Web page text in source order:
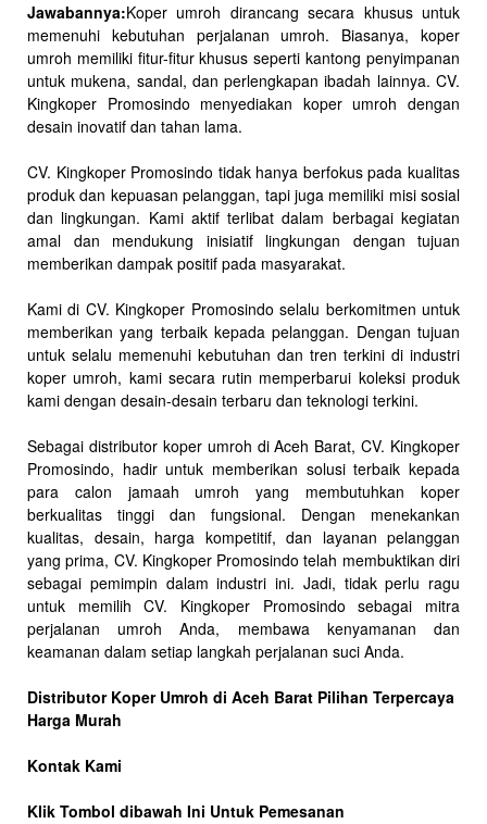
Jawabannya:Koper umroh dirancang secara khusus untuk
memenuhi kebutuhan perjalanan umroh. Biasanya, koper
umroh memiliki fitur-fitur khusus seperti kantong penyimpanan
untuk mukena, sandal, dan perlengkapan ibadah lainnya. CV.
Kingkoper Promosindo menyediakan koper umroh dengan
desain inovatif dan tahan lama.
CV. Kingkoper Promosindo tidak hanya berfokus pada kualitas
produk dan kepuasan pelanggan, tapi juga memiliki misi sosial
dan lingkungan. Kami aktif terlibat dalam berbagai kegiatan
amal dan mendukung inisiatif lingkungan dengan tujuan
memberikan dampak positif pada masyarakat.
Kami di CV. Kingkoper Promosindo selalu berkomitmen untuk
memberikan yang terbaik kepada pelanggan. Dengan tujuan
untuk selalu memenuhi kebutuhan dan tren terkini di industri
koper umroh, kami secara rutin memperbarui koleksi produk
kami dengan desain-desain terbaru dan teknologi terkini.
Sebagai distributor koper umroh di Aceh Barat, CV. Kingkoper
Promosindo, hadir untuk memberikan solusi terbaik kepada
para calon jamaah umroh yang membutuhkan koper
berkualitas tinggi dan fungsional. Dengan menekankan
kualitas, desain, harga kompetitif, dan layanan pelanggan
yang prima, CV. Kingkoper Promosindo telah membuktikan diri
sebagai pemimpin dalam industri ini. Jadi, tidak perlu ragu
untuk memilih CV. Kingkoper Promosindo sebagai mitra
perjalanan umroh Anda, membawa kenyamanan dan
keamanan dalam setiap langkah perjalanan suci Anda.
Distributor Koper Umroh di Aceh Barat Pilihan Terpercaya
Harga Murah
Kontak Kami
Klik Tombol dibawah Ini Untuk Pemesanan